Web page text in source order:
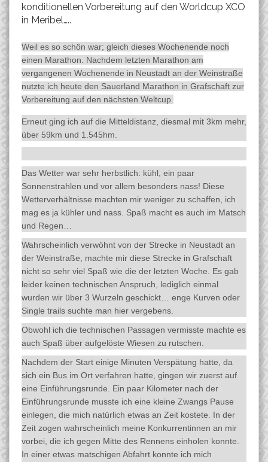
konditionellen Vorbereitung auf den Worldcup XCO
in Meribel…..
Weil es so schön war; gleich dieses Wochenende noch
einen Marathon. Nachdem letzten Marathon am
vergangenen Wochenende in Neustadt an der Weinstraße
nutzte ich heute den Sauerland Marathon in Grafschaft zur
Vorbereitung auf den nächsten Weltcup.
Erneut ging ich auf die Mitteldistanz, diesmal mit 3km mehr,
über 59km und 1.545hm.
Das Wetter war sehr herbstlich: kühl, ein paar
Sonnenstrahlen und vor allem besonders nass! Diese
Wetterverhältnisse machten mir weniger zu schaffen, ich
mag es ja kühler und nass. Spaß macht es auch im Matsch
und Regen…
Wahrscheinlich verwöhnt von der Strecke in Neustadt an
der Weinstraße, machte mir diese Strecke in Grafschaft
nicht so sehr viel Spaß wie die der letzten Woche. Es gab
leider keinen technischen Anspruch, lediglich einmal
wurden wir über 3 Wurzeln geschickt… enge Kurven oder
Single trails suchte man hier vergebens.
Obwohl ich die technischen Passagen vermisste machte es
auch Spaß über aufgelöste Wiesen zu rutschen.
Nachdem der Start einige Minuten Verspätung hatte, da
sich ein Bus im Ort verfahren hatte, gingen wir zuerst auf
eine Einführungsrunde. Ein paar Kilometer nach der
Einführungsrunde musste ich eine kleine Zwangs Pause
einlegen, die mich natürlich etwas an Zeit kostete. In der
Zeit zogen wahrscheinlich meine Konkurrentinnen an mir
vorbei, die ich gegen Mitte des Rennens einholen konnte.
In einer etwas matschigen Abfahrt konnte ich mich